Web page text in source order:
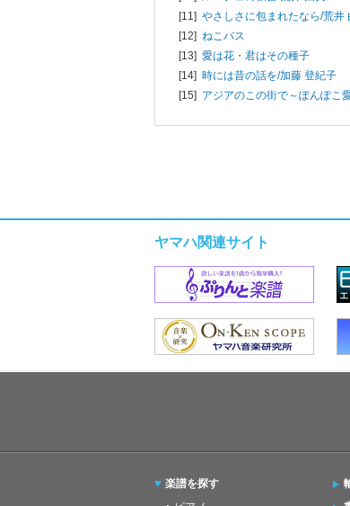
[11] やさしさに包まれたなら/荒井
[12] ねこバス
[13] 愛は花・君はその種子
[14] 時には昔の話を/加藤 登紀子
[15] アジアのこの街で～ぽんぽこ
ヤマハ関連サイト
楽譜を探す